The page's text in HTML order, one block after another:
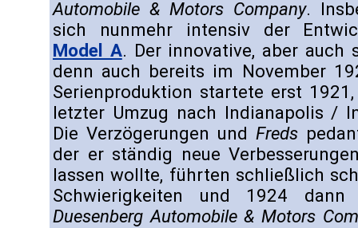
Automobile & Motors Company.
sich nunmehr intensiv der
Model A. Der innovative, aber auch
denn auch bereits im November
Serienproduktion startete erst
letzter Umzug nach Indianapolis /
Die Verzögerungen und Freds
der er ständig neue
lassen wollte, führten schließlich
Schwierigkeiten und 1924
Duesenberg Automobile & Motors